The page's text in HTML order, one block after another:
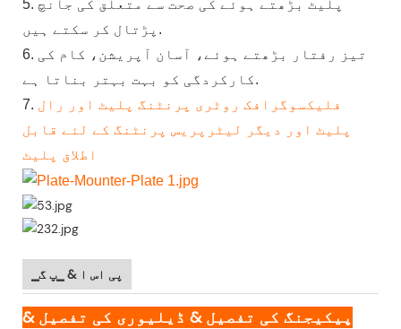
5. پلیٹ بڑھتے ہوئے کی صحت سے متعلق کی جانچ
پڑتال کر سکتے ہیں.
6. تیز رفتار بڑھتے ہوئے، آسان آپریشن، کام کی
کارکردگی کو بہت بہتر بناتا ہے.
7. فلیکسوگرافک روٹری پرنٹنگ پلیٹ اور رال
پلیٹ اور دیگر لیٹرپریس پرنٹنگ کے لئے قابل
اطلاق پلیٹ
▁پی اس ا & ▁پ گ
پیکیجنگ کی تفصیل & ڈیلیوری کی تفصیل &